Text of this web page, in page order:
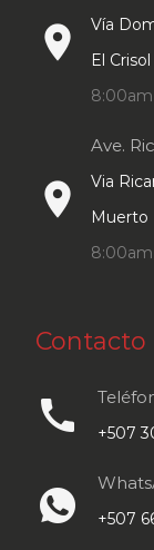
place
Vía
El
place
Ave.
Via
Muerto
Contacto
call +507
+507